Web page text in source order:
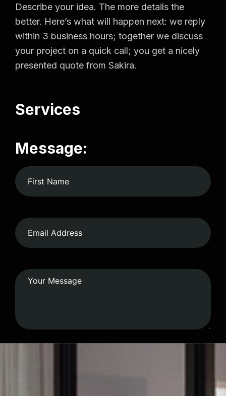
Describe your idea. The more details the
better. Here’s what will happen next: we reply
within 3 business hours; together we discuss
your project on a quick call; you get a nicely
presented quote from Sakira.
Services
Message: